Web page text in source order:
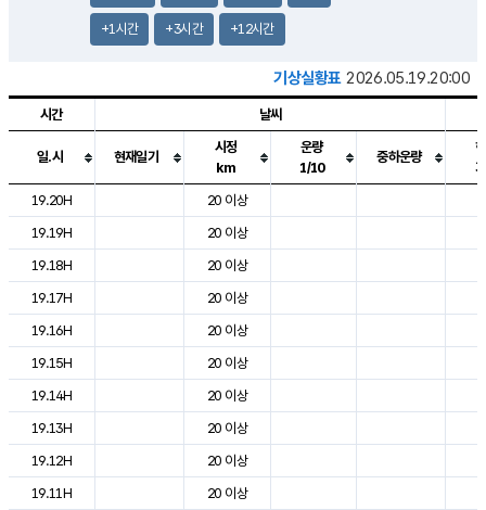
+1시간 +3시간 +12시간
기상실황표 2026.05.19.20:00
도시별 기상실황표로 지점, 날씨, 기온, 강수, 바람, 기압등을 안내한 표입
시간 날씨
일.시 현재일기
시정
km
운량
1/10
중하운량
19.20H
20 이상
19.19H
20 이상
19.18H
20 이상
19.17H
20 이상
19.16H
20 이상
19.15H
20 이상
19.14H
20 이상
19.13H
20 이상
19.12H
20 이상
19.11H
20 이상